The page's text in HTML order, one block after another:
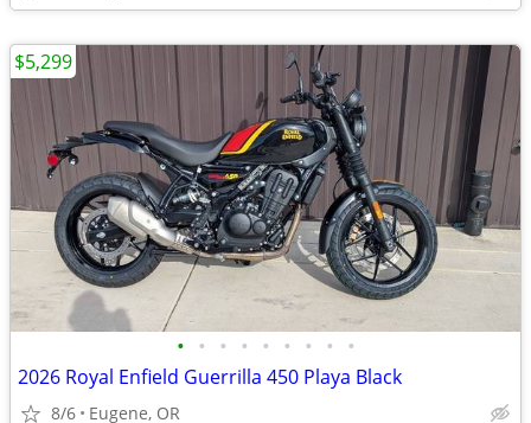
• • • • • • • • •
2026 Royal Enfield Guerrilla 450 Playa Black
8/6 Eugene, OR
$5,299